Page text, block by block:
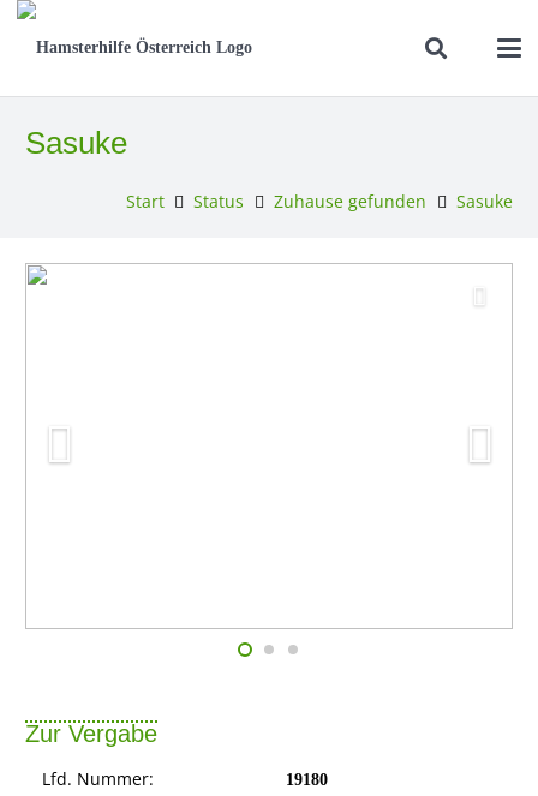
Sasuke
Start Status Zuhause gefunden Sasuke
Zur Vergabe
Lfd. Nummer: 19180